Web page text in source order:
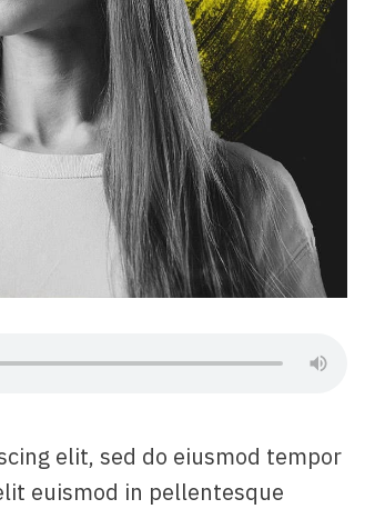
elit, sed do eiusmod tempor
euismod in pellentesque